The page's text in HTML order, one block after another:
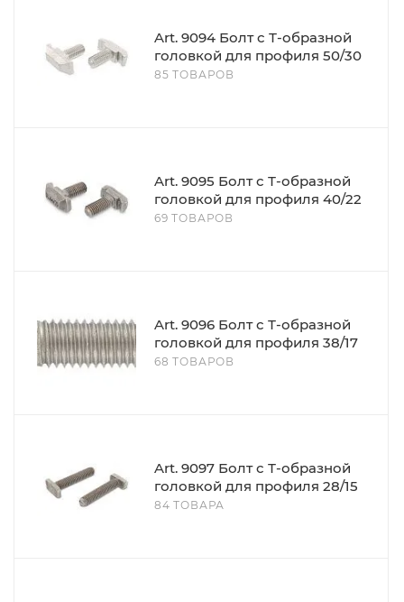
Art. 9094 Болт с Т-образной
головкой для профиля 50/30
85 ТОВАРОВ
Art. 9095 Болт с Т-образной
головкой для профиля 40/22
69 ТОВАРОВ
Art. 9096 Болт с Т-образной
головкой для профиля 38/17
68 ТОВАРОВ
Art. 9097 Болт с Т-образной
головкой для профиля 28/15
84 ТОВАРА